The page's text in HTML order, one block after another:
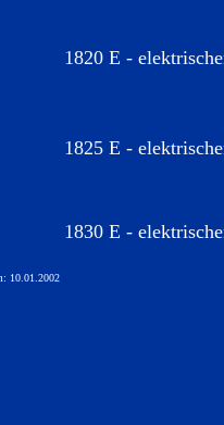
1820 E -
1825 E -
1830 E -
10.01.2002